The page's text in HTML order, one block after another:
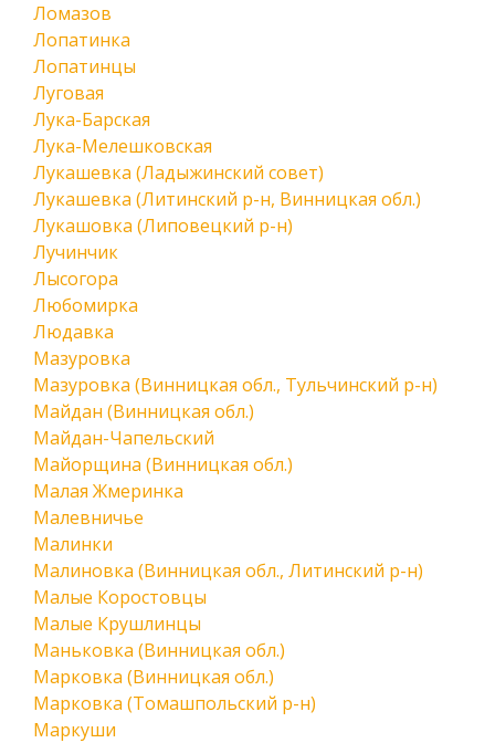
Ломазов
Лопатинка
Лопатинцы
Луговая
Лука-Барская
Лука-Мелешковская
Лукашевка (Ладыжинский совет)
Лукашевка (Литинский р-н, Винницкая обл.)
Лукашовка (Липовецкий р-н)
Лучинчик
Лысогора
Любомирка
Людавка
Мазуровка
Мазуровка (Винницкая обл., Тульчинский р-н)
Майдан (Винницкая обл.)
Майдан-Чапельский
Майорщина (Винницкая обл.)
Малая Жмеринка
Малевничье
Малинки
Малиновка (Винницкая обл., Литинский р-н)
Малые Коростовцы
Малые Крушлинцы
Маньковка (Винницкая обл.)
Марковка (Винницкая обл.)
Марковка (Томашпольский р-н)
Маркуши